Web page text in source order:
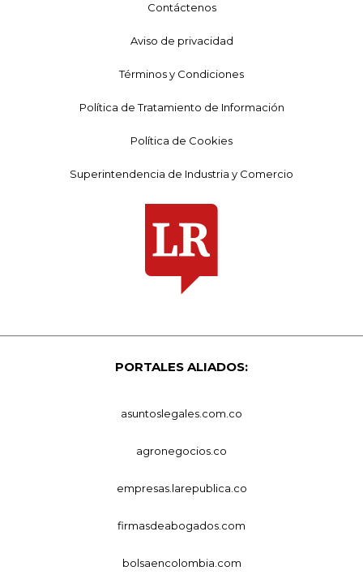
Contáctenos
Aviso de privacidad
Términos y Condiciones
Política de Tratamiento de Información
Política de Cookies
Superintendencia de Industria y Comercio
PORTALES ALIADOS:
asuntoslegales.com.co
agronegocios.co
empresas.larepublica.co
firmasdeabogados.com
bolsaencolombia.com